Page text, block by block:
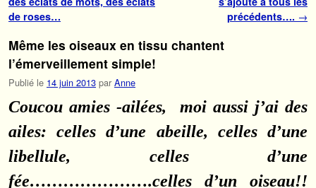
de roses…
précédents…. →
Même les oiseaux en tissu chantent
l’émerveillement simple!
Publié le 14 juin 2013 par Anne
Coucou amies -ailées, moi aussi j’ai des
ailes: celles d’une abeille, celles d’une
libellule, celles d’une
fée………………….celles d’un oiseau!!